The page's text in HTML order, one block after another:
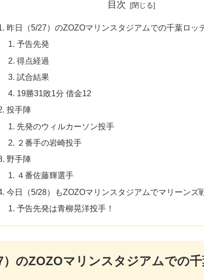
目次
昨日（5/27）のZOZOマリンスタジアムでの千葉ロ
予告先発
得点経過
試合結果
19勝31敗1分 借金12
投手陣
先発のウィルカーソン投手
２番手の岩崎投手
野手陣
４番佐藤輝選手
今日（5/28）もZOZOマリンスタジアムでマリーンズ
予告先発は青柳晃洋投手！
）のZOZOマリンスタジアムでの